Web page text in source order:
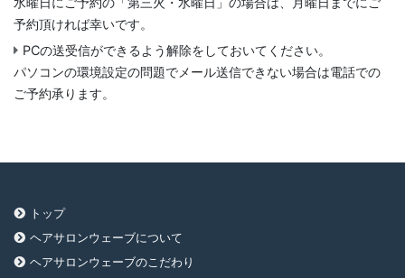
予約頂ければ幸いです。
PCの送受信ができるよう解除をしておいてください。
パソコンの環境設定の問題でメール送信できない場合は電話での
ご予約承ります。
トップ
ヘアサロンウェーブについて
ヘアサロンウェーブのこだわり